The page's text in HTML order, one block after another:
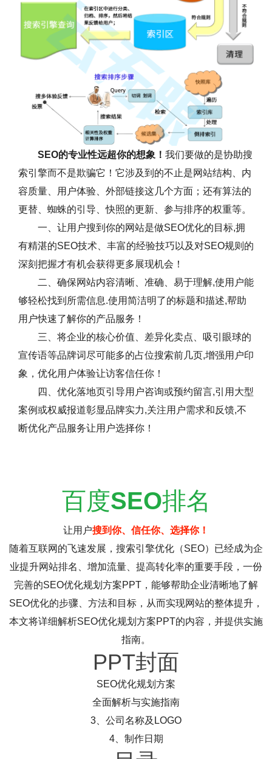
SEO的专业性远超你的想象！ 我们要做的是协助搜
索引擎而不是欺骗它！它涉及到的不止是网站结构、内
容质量、用户体验、外部链接这几个方面；还有算法的
更替、蜘蛛的引导、快照的更新、参与排序的权重等。
一、让用户搜到你的网站是做SEO优化的目标,拥
有精湛的SEO技术、丰富的经验技巧以及对SEO规则的
深刻把握才有机会获得更多展现机会！
二、确保网站内容清晰、准确、易于理解,使用户能
够轻松找到所需信息.使用简洁明了的标题和描述,帮助
用户快速了解你的产品服务！
三、将企业的核心价值、差异化卖点、吸引眼球的
宣传语等品牌词尽可能多的占位搜索前几页,增强用户印
象，优化用户体验让访客信任你！
四、优化落地页引导用户咨询或预约留言,引用大型
案例或权威报道彰显品牌实力,关注用户需求和反馈,不
断优化产品服务让用户选择你！
百度SEO排名
让用户搜到你、信任你、选择你！
随着互联网的飞速发展，搜索引擎优化（SEO）已经成为企
业提升网站排名、增加流量、提高转化率的重要手段，一份
完善的SEO优化规划方案PPT，能够帮助企业清晰地了解
SEO优化的步骤、方法和目标，从而实现网站的整体提升，
本文将详细解析SEO优化规划方案PPT的内容，并提供实施
指南。
PPT封面
SEO优化规划方案
全面解析与实施指南
3、公司名称及LOGO
4、制作日期